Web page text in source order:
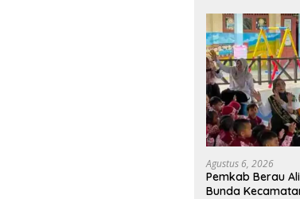
Agustus 6, 2026
Pemkab Berau
Bunda